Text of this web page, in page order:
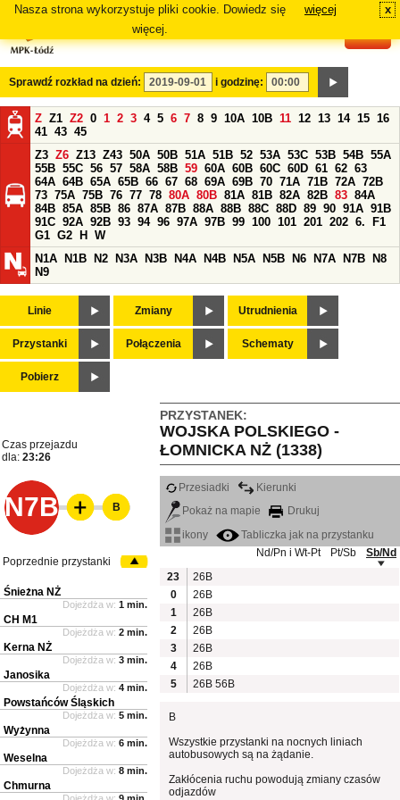
Nasza strona wykorzystuje pliki cookie. Dowiedz się
więcej.
więcej x
Sprawdź rozkład na dzień: i godzinę:
Z Z1 Z2 0 1 2 3 4 5 6 7 8 9 10A 10B 11 12 13 14 15 16
41 43 45
Z3 Z6 Z13 Z43 50A 50B 51A 51B 52 53A 53C 53B 54B 55A
55B 55C 56 57 58A 58B 59 60A 60B 60C 60D 61 62 63
64A 64B 65A 65B 66 67 68 69A 69B 70 71A 71B 72A 72B
73 75A 75B 76 77 78 80A 80B 81A 81B 82A 82B 83 84A
84B 85A 85B 86 87A 87B 88A 88B 88C 88D 89 90 91A 91B
91C 92A 92B 93 94 96 97A 97B 99 100 101 201 202 6.
F1
G1 G2 H
W
N1A
N1B N2 N3A N3B N4A N4B N5A N5B N6 N7A N7B
N8
N9
Linie Zmiany Utrudnienia
Przystanki Połączenia Schematy
Pobierz
PRZYSTANEK:
WOJSKA POLSKIEGO -
ŁOMNICKA NŻ (1338)
Czas przejazdu
dla: 23:26
N7B
Przesiadki
Kierunki
Pokaż na mapie
Drukuj
ikony
Tabliczka jak na przystanku
Nd/Pn i Wt-Pt
Pt/Sb
Sb/Nd
23
26B
0
26B
1
26B
2
26B
3
26B
4
26B
5
26B 56B
B
Wszystkie przystanki na nocnych liniach
autobusowych są na żądanie.
Zakłócenia ruchu powodują zmiany czasów
odjazdów
B
Poprzednie przystanki
Śnieżna NŻ
Dojeżdża w: 1 min.
CH M1
Dojeżdża w: 2 min.
Kerna NŻ
Dojeżdża w: 3 min.
Janosika
Dojeżdża w: 4 min.
Powstańców Śląskich
Dojeżdża w: 5 min.
Wyżynna
Dojeżdża w: 6 min.
Weselna
Dojeżdża w: 8 min.
Chmurna